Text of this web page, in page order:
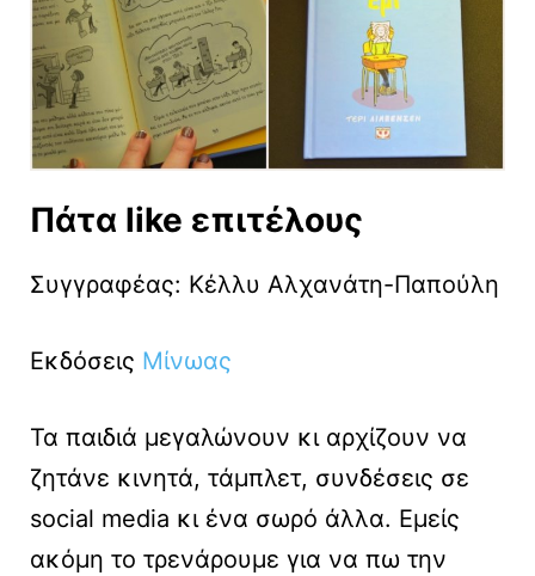
Πάτα like επιτέλους
Συγγραφέας: Κέλλυ Αλχανάτη-Παπούλη
Eκδόσεις Μίνωας
Τα παιδιά μεγαλώνουν κι αρχίζουν να
ζητάνε κινητά, τάμπλετ, συνδέσεις σε
social media κι ένα σωρό άλλα. Εμείς
ακόμη το τρενάρουμε για να πω την